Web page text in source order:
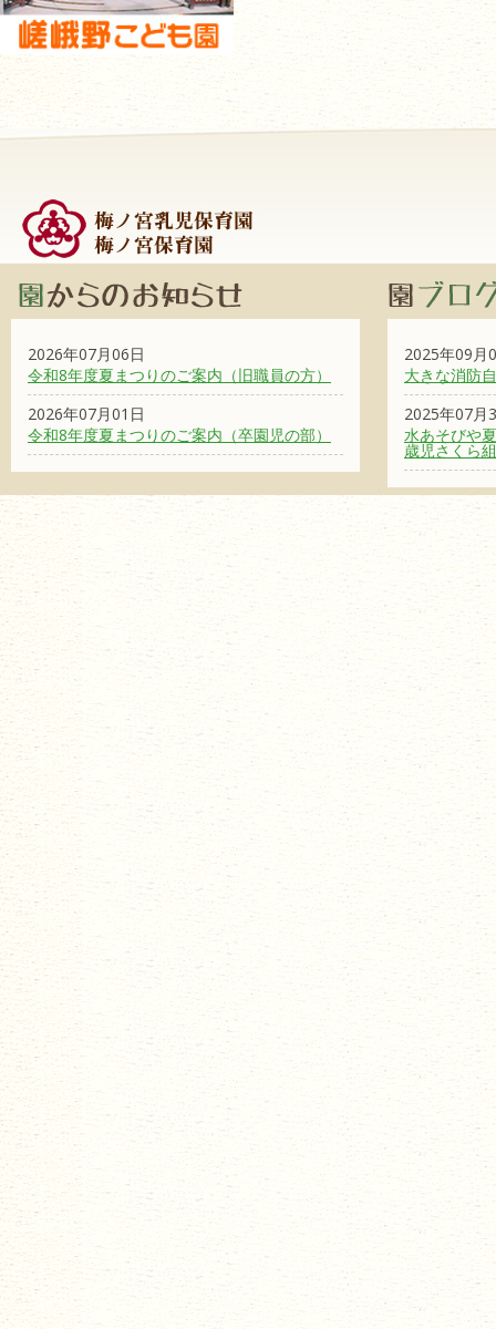
2026年07月06日
令和8年度夏まつりのご案内（旧職員の方）
2026年07月01日
令和8年度夏まつりのご案内（卒園児の部）
2025年09月
大きな消防
2025年07月
水あそびや
歳児さくら